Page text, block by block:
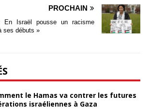
PROCHAIN
Israël pousse un racisme
ses débuts »
le Hamas va contrer les futures
israéliennes à Gaza